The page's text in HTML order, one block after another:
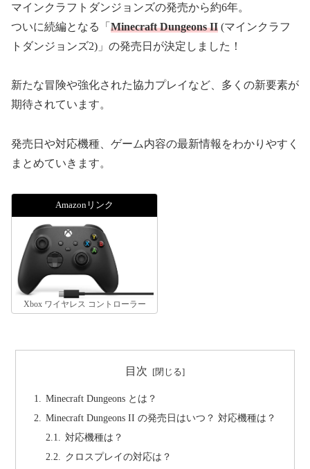
マインクラフトダンジョンズの発売から約6年。
ついに続編となる「 Minecraft Dungeons II (マインクラフ
トダンジョンズ2)」の発売日が決定しました！
新たな冒険や強化された協力プレイなど、多くの新要素が
期待されています。
発売日や対応機種、ゲーム内容の最新情報をわかりやすく
まとめていきます。
Amazonリンク
Xbox ワイヤレス コントローラー
目次
Minecraft Dungeons とは？
Minecraft Dungeons II の発売日はいつ？ 対応機種は？
対応機種は？
クロスプレイの対応は？